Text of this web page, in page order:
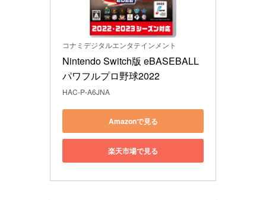
コナミデジタルエンタテインメント
Nintendo Switch版 eBASEBALL
パワフルプロ野球2022
HAC-P-A6JNA
Amazonで見る
楽天市場で見る